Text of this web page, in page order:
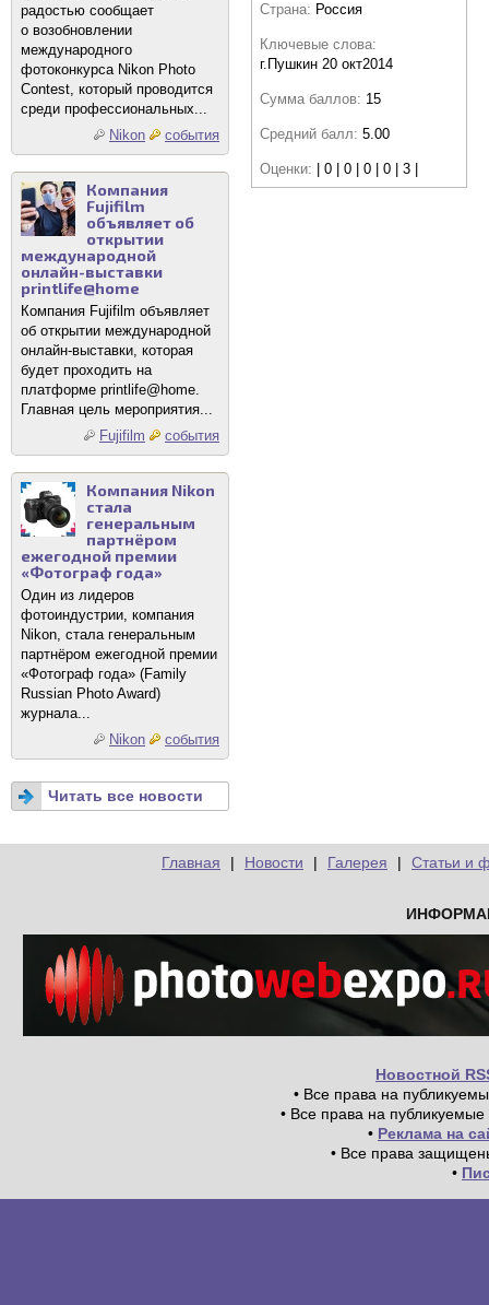
радостью сообщает
о возобновлении
международного
фотоконкурса Nikon Photo
Contest, который проводится
среди профессиональных...
Nikon
события
Компания
Fujifilm
объявляет об
открытии
международной
онлайн-выставки
printlife@home
Компания Fujifilm объявляет
об открытии международной
онлайн-выставки, которая
будет проходить на
платформе printlife@home.
Главная цель мероприятия...
Fujifilm
события
Компания Nikon
стала
генеральным
партнёром
ежегодной премии
«Фотограф года»
Один из лидеров
фотоиндустрии, компания
Nikon, стала генеральным
партнёром ежегодной премии
«Фотограф года» (Family
Russian Photo Award)
журнала...
Nikon
события
Читать все новости
Страна: Россия
Ключевые слова:
г.Пушкин 20 окт2014
Сумма баллов: 15
Средний балл: 5.00
Оценки: | 0 | 0 | 0 | 0 | 3 |
Главная | Новости | Галерея | Статьи и
Новостной
• Все права на
• Все права на
• Реклама на
• Все права
•